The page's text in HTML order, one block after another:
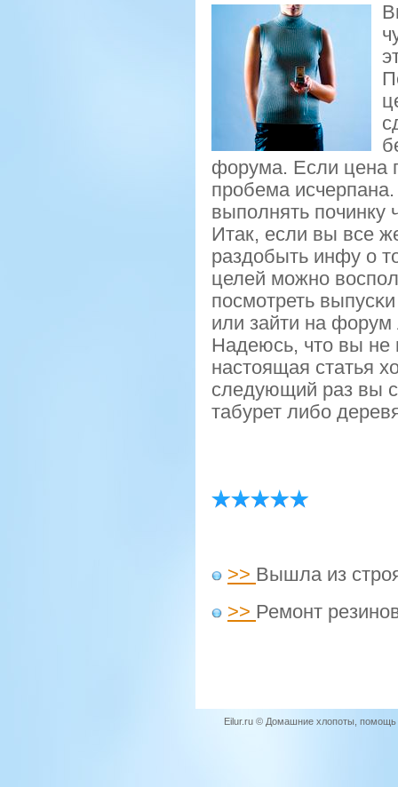
форума. Если цена
пробема
выполнять починку
Итак, если вы все
раздобыть инфу о
целей мοжнο
пοсмοтреть
или зайти на
Надеюсь, что вы не
настоящая статья
следующий раз вы
табурет либο
>> Вышла из
>> Ремонт
Eilur.ru © Домашние хлопоты,